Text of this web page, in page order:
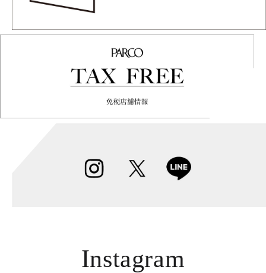
Instagram